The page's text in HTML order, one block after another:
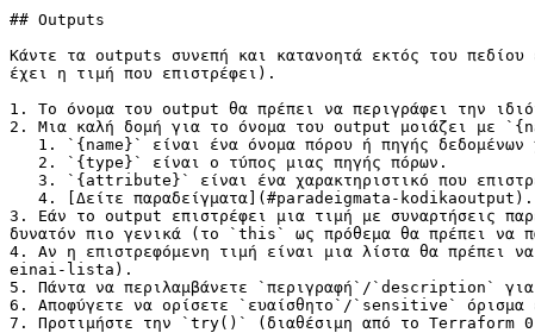
## Outputs
Κάντε τα outputs συνεπή και κατανοητά εκτός του
έχει η τιμή που επιστρέφει).
1. Το όνομα του output θα πρέπει να περιγράφει την
2. Μια καλή δομή για το όνομα του output μοιάζει με
3. Εάν το output επιστρέφει μια τιμή με συναρτήσεις
δυνατόν πιο γενικά (το `this` ως πρόθεμα θα πρέπει να
4. Αν η επιστρεφόμενη τιμή είναι μια λίστα θα
einai-lista).
5. Πάντα να περιλαμβάνετε `περιγραφή`/`description`
6. Αποφύγετε να ορίσετε `ευαίσθητο`/`sensitive` όρισμα
7. Προτιμήστε την `try()` (διαθέσιμη από το Terraform